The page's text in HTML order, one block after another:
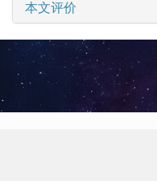
本文评价